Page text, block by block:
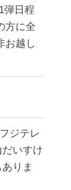
弾日程
方に全
お越し
ジテレ
いすけ
りま